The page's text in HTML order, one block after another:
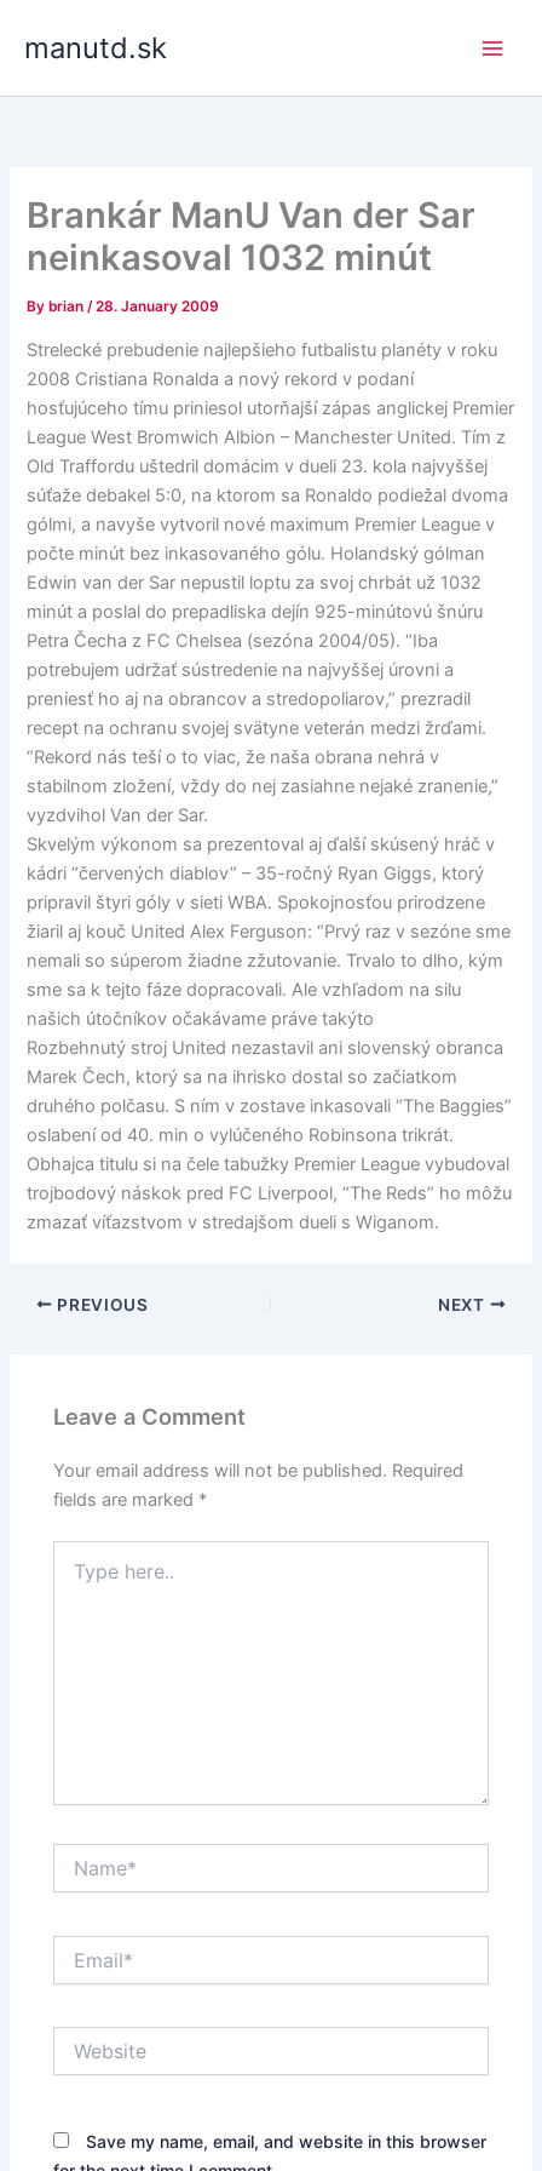
manutd.sk
Brankár ManU Van der Sar
neinkasoval 1032 minút
By brian/28. January 2009
Strelecké prebudenie najlepšieho futbalistu planéty v roku
2008 Cristiana Ronalda a nový rekord v podaní
hosťujúceho tímu priniesol utorňajší zápas anglickej Premier
League West Bromwich Albion – Manchester United. Tím z
Old Traffordu uštedril domácim v dueli 23. kola najvyššej
súťaže debakel 5:0, na ktorom sa Ronaldo podiežal dvoma
gólmi, a navyše vytvoril nové maximum Premier League v
počte minút bez inkasovaného gólu. Holandský gólman
Edwin van der Sar nepustil loptu za svoj chrbát už 1032
minút a poslal do prepadliska dejín 925-minútovú šnúru
Petra Čecha z FC Chelsea (sezóna 2004/05). “Iba
potrebujem udržať sústredenie na najvyššej úrovni a
preniesť ho aj na obrancov a stredopoliarov,” prezradil
recept na ochranu svojej svätyne veterán medzi žrďami.
“Rekord nás teší o to viac, že naša obrana nehrá v
stabilnom zložení, vždy do nej zasiahne nejaké zranenie,”
vyzdvihol Van der Sar.
Skvelým výkonom sa prezentoval aj ďalší skúsený hráč v
kádri “červených diablov” – 35-ročný Ryan Giggs, ktorý
pripravil štyri góly v sieti WBA. Spokojnosťou prirodzene
žiaril aj kouč United Alex Ferguson: “Prvý raz v sezóne sme
nemali so súperom žiadne zžutovanie. Trvalo to dlho, kým
sme sa k tejto fáze dopracovali. Ale vzhľadom na silu
našich útočníkov očakávame práve takýto
Rozbehnutý stroj United nezastavil ani slovenský obranca
Marek Čech, ktorý sa na ihrisko dostal so začiatkom
druhého polčasu. S ním v zostave inkasovali “The Baggies”
oslabení od 40. min o vylúčeného Robinsona trikrát.
Obhajca titulu si na čele tabužky Premier League vybudoval
trojbodový náskok pred FC Liverpool, “The Reds” ho môžu
zmazať víťazstvom v stredajšom dueli s Wiganom.
PREVIOUS NEXT
Leave a Comment
Your email address will not be published. Required
fields are marked *
here..
Save my name, email, and website in this browser